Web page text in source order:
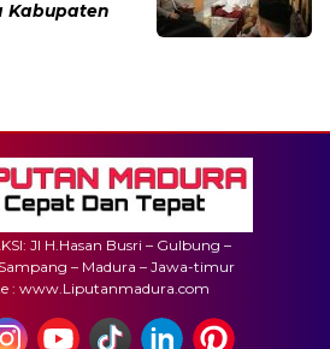
Kabupaten
Jl H.Hasan Busri – Gulbung –
– Madura – Jawa-timur
: www.Liputanmadura.com